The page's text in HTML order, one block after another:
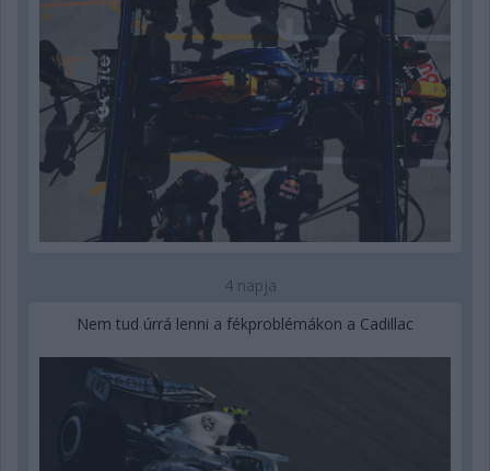
4 napja
Nem tud úrrá lenni a fékproblémákon a Cadillac